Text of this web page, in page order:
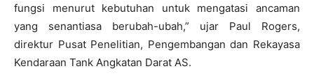
fungsi menurut kebutuhan untuk mengatasi ancaman
yang senantiasa berubah-ubah,” ujar Paul Rogers,
direktur Pusat Penelitian, Pengembangan dan Rekayasa
Kendaraan Tank Angkatan Darat AS.